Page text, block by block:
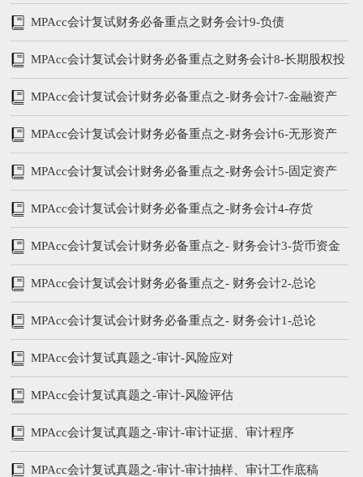
所有者权益
MPAcc会计复试财务必备重点之财务会计9-负债
MPAcc会计复试会计财务必备重点之财务会计8-长期股权投
资
MPAcc会计复试会计财务必备重点之-财务会计7-金融资产
MPAcc会计复试会计财务必备重点之-财务会计6-无形资产
MPAcc会计复试会计财务必备重点之-财务会计5-固定资产
MPAcc会计复试会计财务必备重点之-财务会计4-存货
MPAcc会计复试会计财务必备重点之- 财务会计3-货币资金
及应收账款
MPAcc会计复试会计财务必备重点之- 财务会计2-总论
（下）
MPAcc会计复试会计财务必备重点之- 财务会计1-总论
（上）
MPAcc会计复试真题之-审计-风险应对
MPAcc会计复试真题之-审计-风险评估
MPAcc会计复试真题之-审计-审计证据、审计程序
MPAcc会计复试真题之-审计-审计抽样、审计工作底稿